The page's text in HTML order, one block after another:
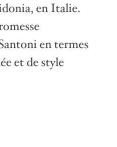
en Italie.
en termes
et de style